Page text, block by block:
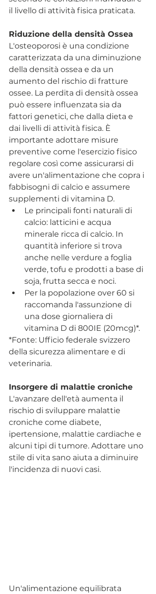
il livello di attività fisica praticata.
Riduzione della densità Ossea
L'osteoporosi è una condizione
caratterizzata da una diminuzione
della densità ossea e da un
aumento del rischio di fratture
ossee. La perdita di densità ossea
può essere influenzata sia da
fattori genetici, che dalla dieta e
dai livelli di attività fisica. È
importante adottare misure
preventive come l'esercizio fisico
regolare così come assicurarsi di
avere un'alimentazione che copra i
fabbisogni di calcio e assumere
supplementi di vitamina D.
Le principali fonti naturali di
calcio: latticini e acqua
minerale ricca di calcio. In
quantità inferiore si trova
anche nelle verdure a foglia
verde, tofu e prodotti a base di
soja, frutta secca e noci.
Per la popolazione over 60 si
raccomanda l'assunzione di
una dose giornaliera di
vitamina D di 800IE (20mcg)*.
*Fonte: Ufficio federale svizzero
della sicurezza alimentare e di
veterinaria.
Insorgere di malattie croniche
L'avanzare dell'età aumenta il
rischio di sviluppare malattie
croniche come diabete,
ipertensione, malattie cardiache e
alcuni tipi di tumore. Adottare uno
stile di vita sano aiuta a diminuire
l'incidenza di nuovi casi.
Un'alimentazione equilibrata